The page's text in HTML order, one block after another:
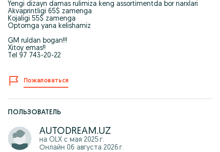
Yengi dizayn damas rulimiza keng assortimentda bor narxlari
Akvaprintligi 65$ zamenga
Kojaligi 55$ zamenga
Optomga yana kelishamiz
GM ruldan bogan!!!
Xitoy emas!!
Tel 97 743-20-22
Пожаловаться
ПОЛЬЗОВАТЕЛЬ
AUTODREAM.UZ
на OLX с мая 2025 г.
Онлайн 06 августа 2026 г.